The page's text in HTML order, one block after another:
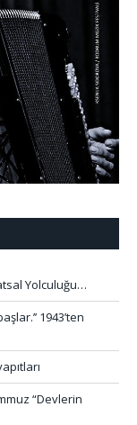
Yolculuğu…
1943’ten
“Devlerin